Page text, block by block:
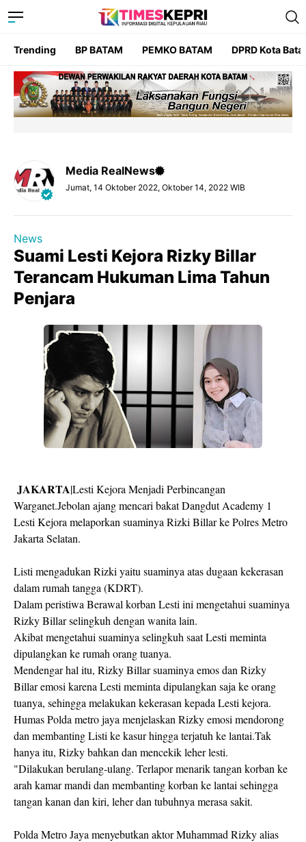
Trending BP BATAM PEMKO BATAM DPRD Kota
Media RealNews
Jumat, 14 Oktober 2022, Oktober 14, 2022 WIB
News
Suami Lesti Kejora Rizky Billar
Terancam Hukuman Lima Tahun
Penjara
JAKARTA|Lesti Kejora Menjadi Perbincangan
Warganet.Jebolan ajang mencari bakat Dangdut Academy 1
Lesti Kejora melaporkan suaminya Rizki Billar ke Polres Metro
Jakarta Selatan.
Listi mengadukan Rizki yaitu suaminya atas dugaan kekerasan
dalam rumah tangga (KDRT).
Dalam peristiwa Berawal korban Lesti ini mengetahui suaminya
Rizky Billar selingkuh dengan wanita lain.
Akibat mengetahui suaminya selingkuh saat Lesti meminta
dipulangkan ke rumah orang tuanya.
Mendengar hal itu, Rizky Billar suaminya emos dan Rizky
Billar emosi karena Lesti meminta dipulangkan saja ke orang
tuanya, sehingga melakukan kekerasan kepada Lesti kejora.
Humas Polda metro jaya menjelaskan Rizky emosi mendorong
dan membanting Listi ke kasur hingga terjatuh ke lantai.Tak
hanya itu, Rizky bahkan dan mencekik leher lesti.
"Dilakukan berulang-ulang. Terlapor menarik tangan korban ke
arah kamar mandi dan membanting korban ke lantai sehingga
tangan kanan dan kiri, leher dan tubuhnya merasa sakit.
Polda Metro Jaya menyebutkan aktor Muhammad Rizky alias